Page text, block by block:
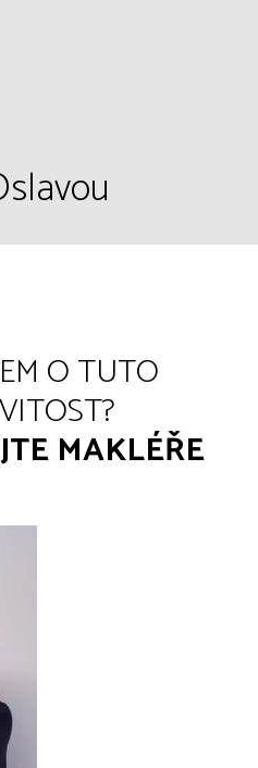
O TUTO
MAKLÉŘE